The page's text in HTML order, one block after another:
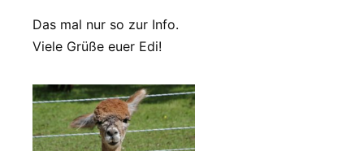
Das mal nur so zur Info.
Viele Grüße euer Edi!